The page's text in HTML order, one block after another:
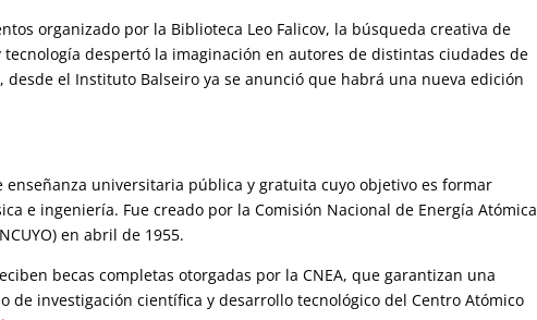
organizado por la Biblioteca Leo Falicov, la búsqueda creativa de
despertó la imaginación en autores de distintas ciudades de
desde el Instituto Balseiro ya se anunció que habrá una nueva edición
universitaria pública y gratuita cuyo objetivo es formar
e ingeniería. Fue creado por la Comisión Nacional de Energía Atómica
en abril de 1955.
becas completas otorgadas por la CNEA, que garantizan una
de investigación científica y desarrollo tecnológico del Centro Atómico